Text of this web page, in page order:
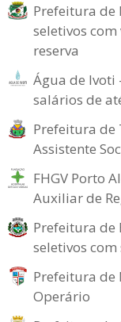
Prefeitura de
seletivos
reserva
Água de Ivoti
salários de
Prefeitura de
Assistente
FHGV Porto
Auxiliar de
Prefeitura de
seletivos com
Prefeitura de
Operário